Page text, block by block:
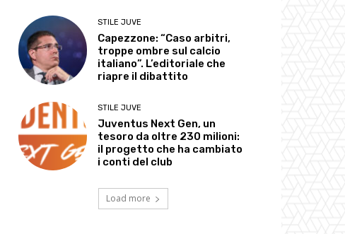
STILE JUVE
Capezzone: “Caso arbitri,
troppe ombre sul calcio
italiano”. L’editoriale che
riapre il dibattito
STILE JUVE
Juventus Next Gen, un
tesoro da oltre 230 milioni:
il progetto che ha cambiato
i conti del club
Load more